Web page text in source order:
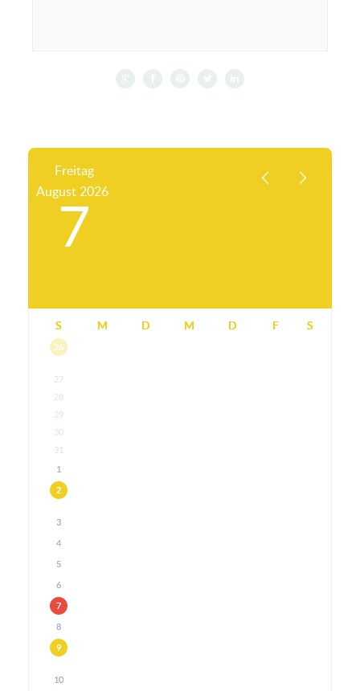
Freitag
August 2026
7
S M D M D F S
26
27
28
29
30
31
1
2
3
4
5
6
7
8
9
10